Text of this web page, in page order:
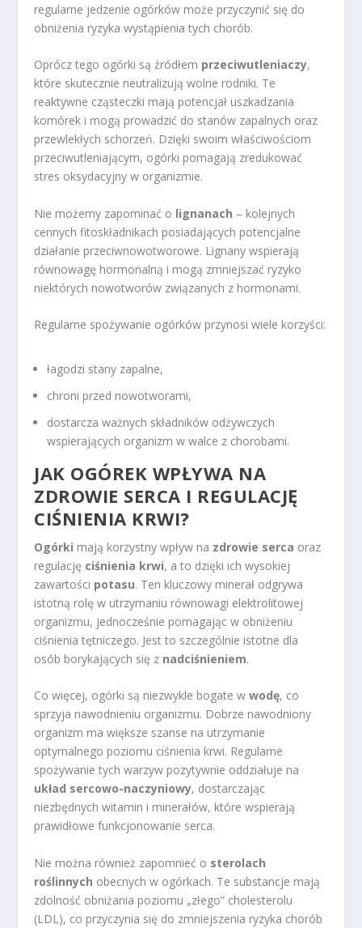
regularne jedzenie ogórków może przyczynić się do
obniżenia ryzyka wystąpienia tych chorób.
Oprócz tego ogórki są źródłem przeciwutleniaczy,
które skutecznie neutralizują wolne rodniki. Te
reaktywne cząsteczki mają potencjał uszkadzania
komórek i mogą prowadzić do stanów zapalnych oraz
przewlekłych schorzeń. Dzięki swoim właściwościom
przeciwutleniającym, ogórki pomagają zredukować
stres oksydacyjny w organizmie.
Nie możemy zapominać o lignanach – kolejnych
cennych fitoskładnikach posiadających potencjalne
działanie przeciwnowotworowe. Lignany wspierają
równowagę hormonalną i mogą zmniejszać ryzyko
niektórych nowotworów związanych z hormonami.
Regularne spożywanie ogórków przynosi wiele korzyści:
łagodzi stany zapalne,
chroni przed nowotworami,
dostarcza ważnych składników odżywczych
wspierających organizm w walce z chorobami.
JAK OGÓREK WPŁYWA NA
ZDROWIE SERCA I REGULACJĘ
CIŚNIENIA KRWI?
Ogórki mają korzystny wpływ na zdrowie serca oraz
regulację ciśnienia krwi, a to dzięki ich wysokiej
zawartości potasu. Ten kluczowy minerał odgrywa
istotną rolę w utrzymaniu równowagi elektrolitowej
organizmu, jednocześnie pomagając w obniżeniu
ciśnienia tętniczego. Jest to szczególnie istotne dla
osób borykających się z nadciśnieniem.
Co więcej, ogórki są niezwykle bogate wwodę, co
sprzyja nawodnieniu organizmu. Dobrze nawodniony
organizm ma większe szanse na utrzymanie
optymalnego poziomu ciśnienia krwi. Regularne
spożywanie tych warzyw pozytywnie oddziałuje na
układ sercowo-naczyniowy, dostarczając
niezbędnych witamin i minerałów, które wspierają
prawidłowe funkcjonowanie serca.
Nie można również zapomnieć o sterolach
roślinnych obecnych w ogórkach. Te substancje mają
zdolność obniżania poziomu „złego” cholesterolu
(LDL), co przyczynia się do zmniejszenia ryzyka chorób